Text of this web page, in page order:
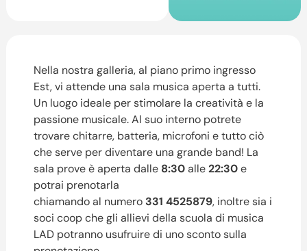
Nella nostra galleria, al piano primo ingresso
Est, vi attende una sala musica aperta a tutti.
Un luogo ideale per stimolare la creatività e la
passione musicale. Al suo interno potrete
trovare chitarre, batteria, microfoni e tutto ciò
che serve per diventare una grande band! La
sala prove è aperta dalle 8:30alle22:30e
potrai prenotarla
chiamando al numero 331 4525879, inoltre sia i
soci coop che gli allievi della scuola di musica
LAD potranno usufruire di uno sconto sulla